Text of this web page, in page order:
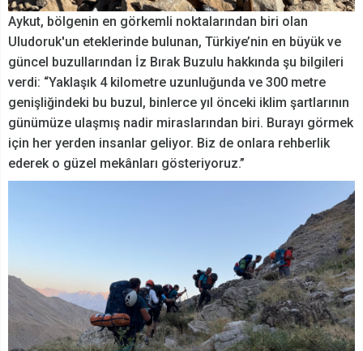
Aykut, bölgenin en görkemli noktalarından biri olan
Uludoruk'un eteklerinde bulunan, Türkiye’nin en büyük ve
güncel buzullarından İz Bırak Buzulu hakkında şu bilgileri
verdi: “Yaklaşık 4 kilometre uzunluğunda ve 300 metre
genişliğindeki bu buzul, binlerce yıl önceki iklim şartlarının
günümüze ulaşmış nadir miraslarından biri. Burayı görmek
için her yerden insanlar geliyor. Biz de onlara rehberlik
ederek o güzel mekânları gösteriyoruz.”